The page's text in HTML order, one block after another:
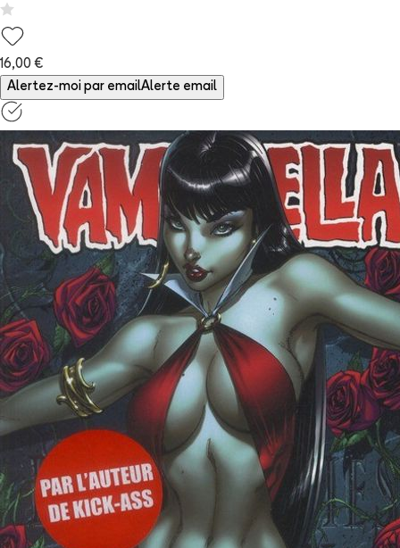
16,00 €
Alertez-moi par emailAlerte email